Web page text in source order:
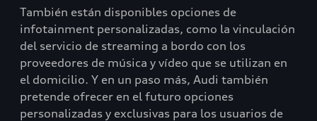
También están disponibles opciones de
infotainment personalizadas, como la vinculación
del servicio de streaming a bordo con los
proveedores de música y vídeo que se utilizan en
el domicilio. Y en un paso más, Audi también
pretende ofrecer en el futuro opciones
personalizadas y exclusivas para los usuarios de